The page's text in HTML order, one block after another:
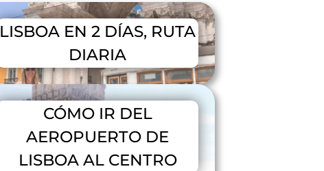
LISBOA EN 2 DÍAS, RUTA
DIARIA
CÓMO IR DEL
AEROPUERTO DE
LISBOA AL CENTRO